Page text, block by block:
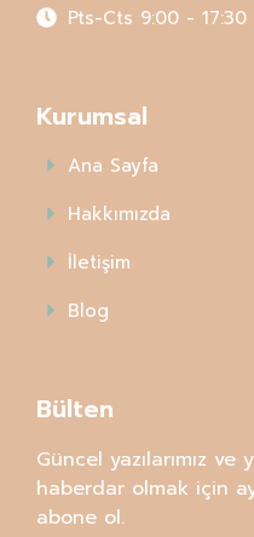
Pts-Cts 9:00 - 17:30
Kurumsal
Ana Sayfa
Hakkımızda
İletişim
Blog
Bülten
Güncel yazılarımız
haberdar olmak için
abone ol.